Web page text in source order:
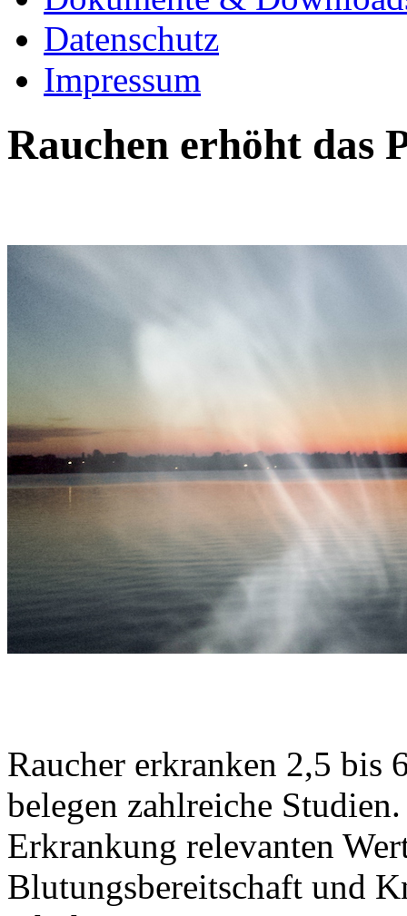
Datenschutz
Impressum
Rauchen erhöht das
Raucher erkranken 2,5 bis
belegen zahlreiche
Erkrankung relevanten
Blutungsbereitschaft und